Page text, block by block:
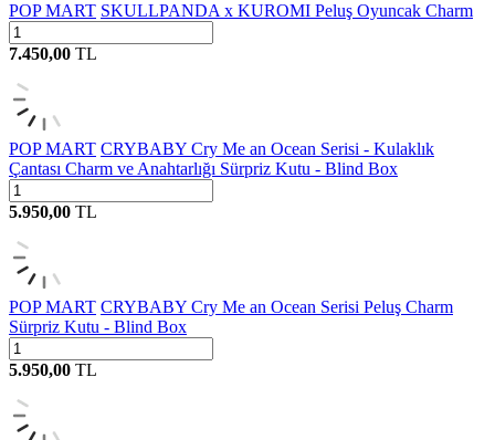
POP MART SKULLPANDA x KUROMI Peluş Oyuncak Charm
7.450,00 TL
POP MART CRYBABY Cry Me an Ocean Serisi - Kulaklık
Çantası Charm ve Anahtarlığı Sürpriz Kutu - Blind Box
5.950,00 TL
POP MART CRYBABY Cry Me an Ocean Serisi Peluş Charm
Sürpriz Kutu - Blind Box
5.950,00 TL